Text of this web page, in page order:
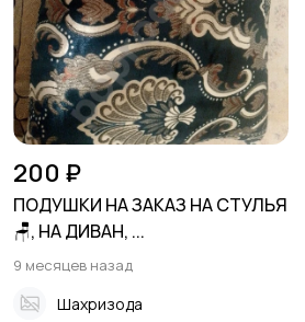
200 ₽
ПОДУШКИ НА ЗАКАЗ НА СТУЛЬЯ
🪑, НА ДИВАН, ...
9 месяцев назад
Шахризода